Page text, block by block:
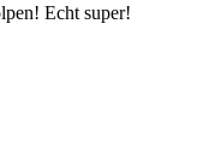
Echt super!